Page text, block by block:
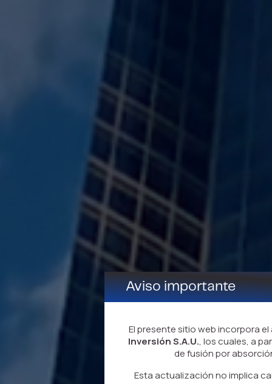
Aviso importante
El presente sitio web incorpora
Inversión S.A.U., los cuales, a
de fusión por
Esta actualización no implica